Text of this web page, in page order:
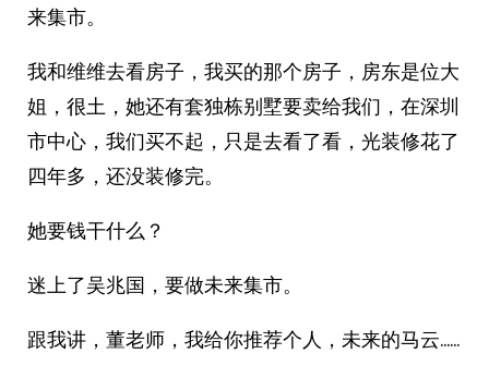
来集市。
我和维维去看房子，我买的那个房子，房东是位大
姐，很土，她还有套独栋别墅要卖给我们，在深圳
市中心，我们买不起，只是去看了看，光装修花了
四年多，还没装修完。
她要钱干什么？
迷上了吴兆国，要做未来集市。
跟我讲，董老师，我给你推荐个人，未来的马云……